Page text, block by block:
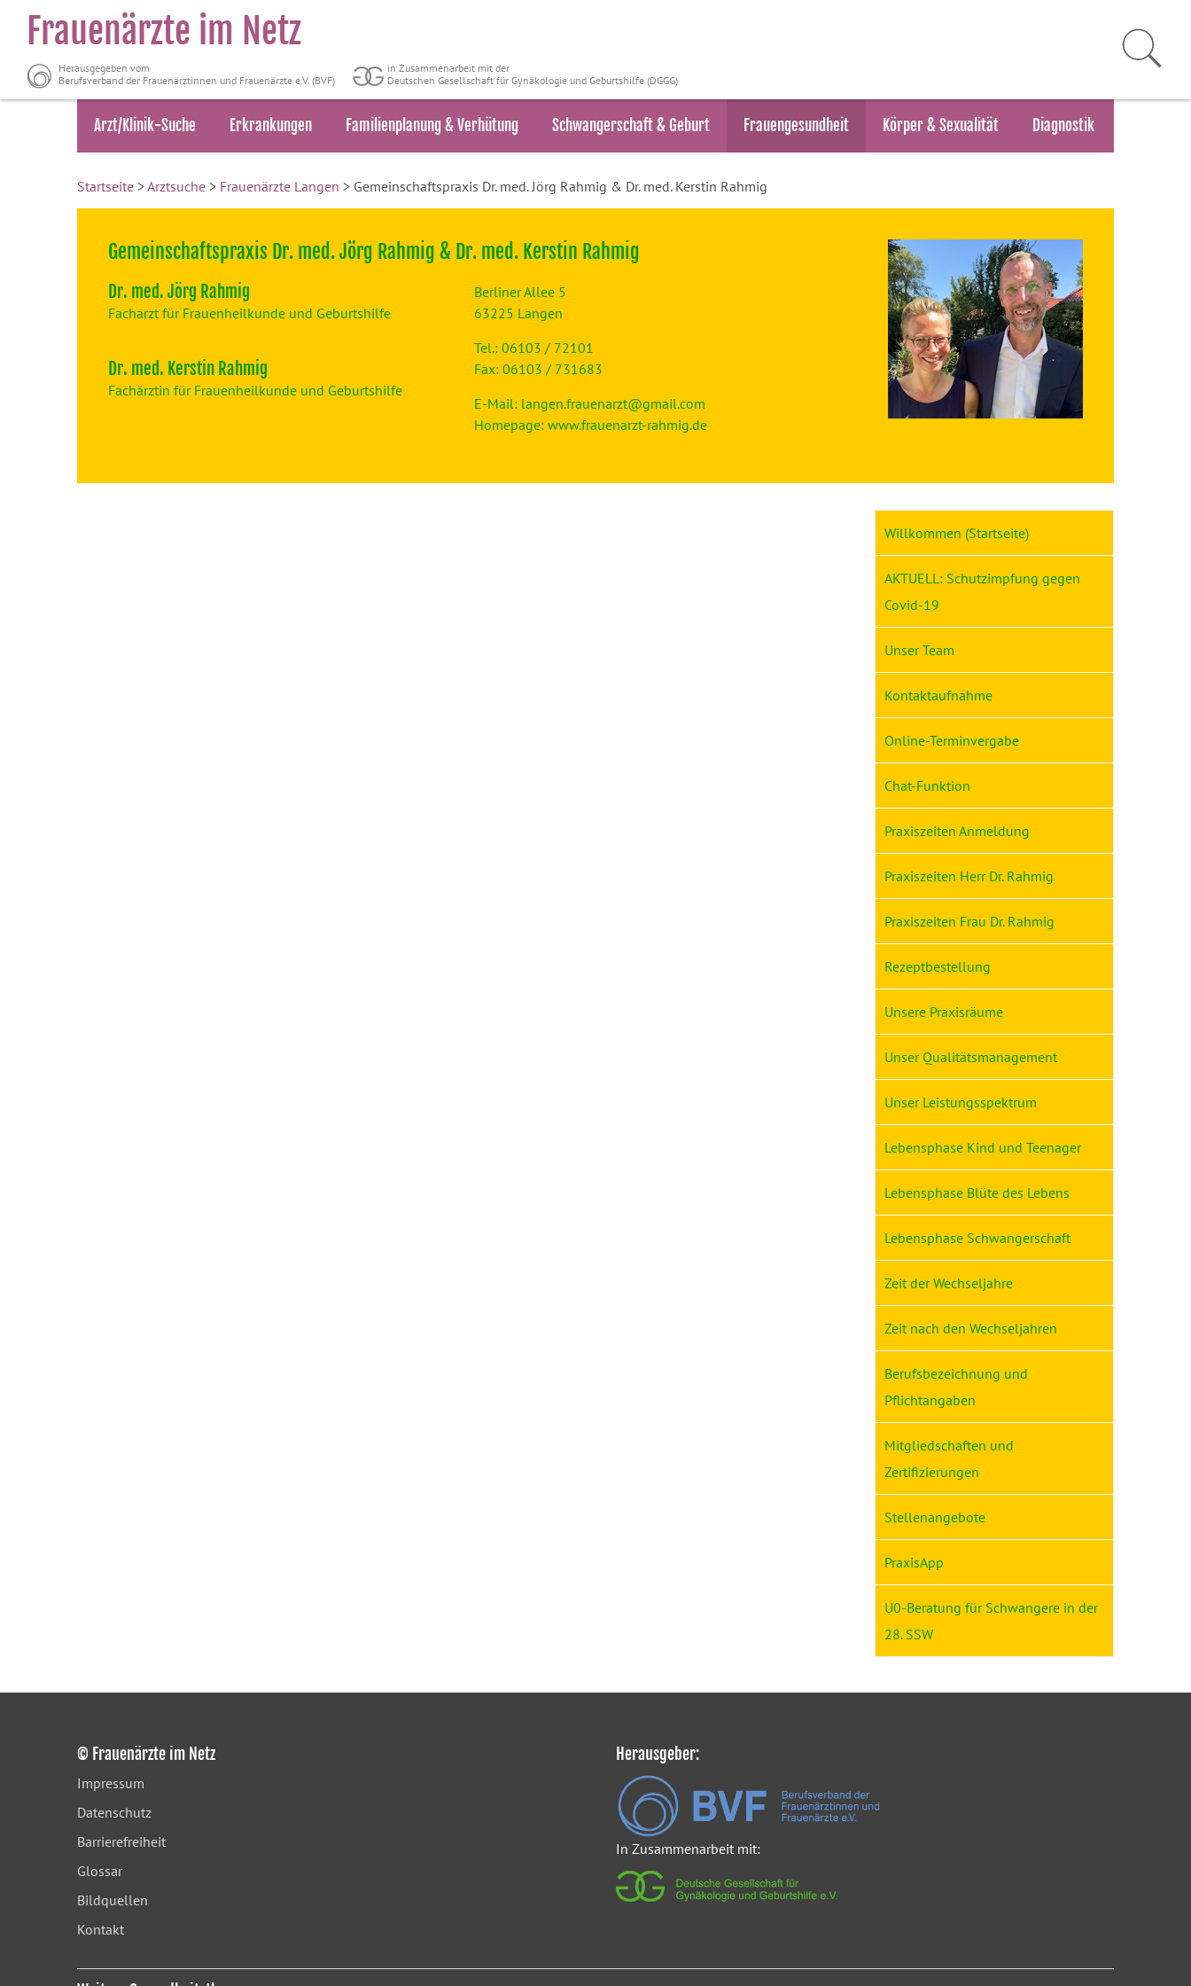
Frauenärzte im Netz
Herausgegeben vom
Berufsverband der Frauenärztinnen und Frauenärzte e.V. (BVF)
in Zusammenarbeit mit der
Deutschen Gesellschaft für Gynäkologie und Geburtshilfe (DGGG)
Arzt/Klinik-Suche Erkrankungen Familienplanung & Verhütung Schwangerschaft & Geburt Frauengesundheit Körper & Sexualität Diagnostik
Startseite >Arztsuche > Frauenärzte Langen > Gemeinschaftspraxis Dr. med. Jörg Rahmig & Dr. med. Kerstin Rahmig
Gemeinschaftspraxis Dr. med. Jörg Rahmig & Dr. med. Kerstin Rahmig
Dr. med. Jörg Rahmig
Facharzt für Frauenheilkunde und Geburtshilfe
Dr. med. Kerstin Rahmig
Fachärztin für Frauenheilkunde und Geburtshilfe
Berliner Allee 5
63225 Langen
Tel.: 06103 / 72101
Fax: 06103 / 731683
E-Mail: langen.frauenarzt@gmail.com
Homepage: www.frauenarzt-rahmig.de
Willkommen (Startseite)
AKTUELL: Schutzimpfung gegen
Covid-19
Unser Team
Kontaktaufnahme
Online-Terminvergabe
Chat-Funktion
Praxiszeiten Anmeldung
Praxiszeiten Herr Dr. Rahmig
Praxiszeiten Frau Dr. Rahmig
Rezeptbestellung
Unsere Praxisräume
Unser Qualitätsmanagement
Unser Leistungsspektrum
Lebensphase Kind und Teenager
Lebensphase Blüte des Lebens
Lebensphase Schwangerschaft
Zeit der Wechseljahre
Zeit nach den Wechseljahren
Berufsbezeichnung und
Pflichtangaben
Mitgliedschaften und
Zertifizierungen
Stellenangebote
PraxisApp
U0-Beratung für Schwangere in der
28. SSW
© Frauenärzte im Netz
Impressum
Datenschutz
Barrierefreiheit
Glossar
Bildquellen
Kontakt
Herausgeber:
In Zusammenarbeit mit: